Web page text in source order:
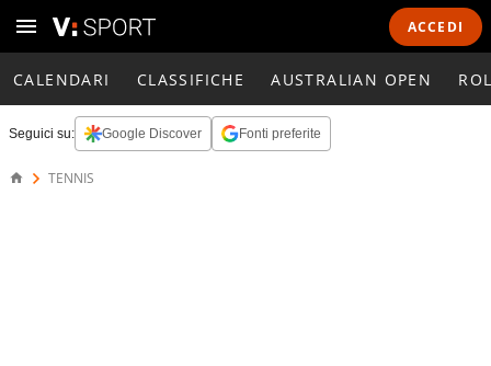
ACCEDI
CALENDARI CLASSIFICHE AUSTRALIAN OPEN
Seguici su: Google Discover Fonti preferite
TENNIS